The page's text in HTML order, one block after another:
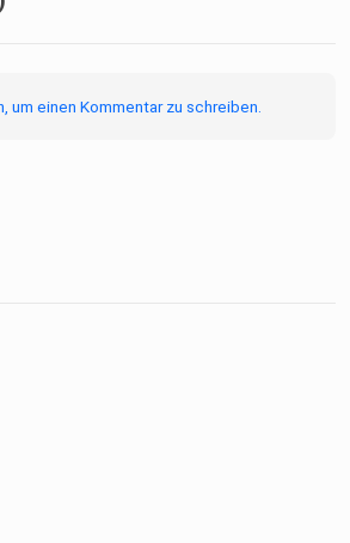
um einen Kommentar zu schreiben.